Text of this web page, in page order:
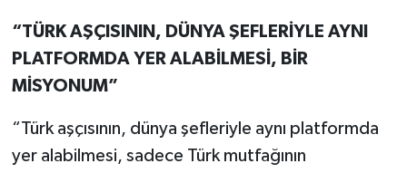
“TÜRK AŞÇISININ, DÜNYA ŞEFLERİYLE AYNI
PLATFORMDA YER ALABİLMESİ, BİR
MİSYONUM”
“Türk aşçısının, dünya şefleriyle aynı platformda
yer alabilmesi, sadece Türk mutfağının